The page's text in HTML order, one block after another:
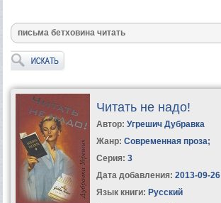
Читать не надо!
Автор: Угрешич Дубравка
Жанр: Современная проза;
Серия: 3
Дата добавления: 2013-09-26
Язык книги: Русский